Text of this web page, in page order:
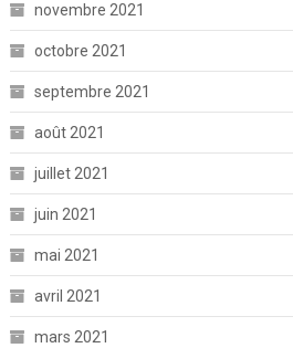
novembre 2021
octobre 2021
septembre 2021
août 2021
juillet 2021
juin 2021
mai 2021
avril 2021
mars 2021